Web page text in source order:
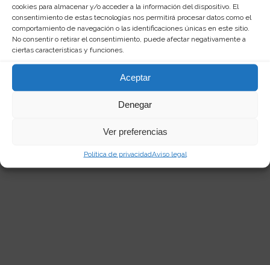
cookies para almacenar y/o acceder a la información del dispositivo. El
consentimiento de estas tecnologías nos permitirá procesar datos como el
comportamiento de navegación o las identificaciones únicas en este sitio.
No consentir o retirar el consentimiento, puede afectar negativamente a
ciertas características y funciones.
Aceptar
Denegar
Ver preferencias
Política de privacidadAviso legal
Cristina Cárdenas
Redactora web curiosa, amante de las
palabras y de los productos singulares. Me
encanta investigar por la red y compartir mis
gusta el mar y disfrutar de la vida.